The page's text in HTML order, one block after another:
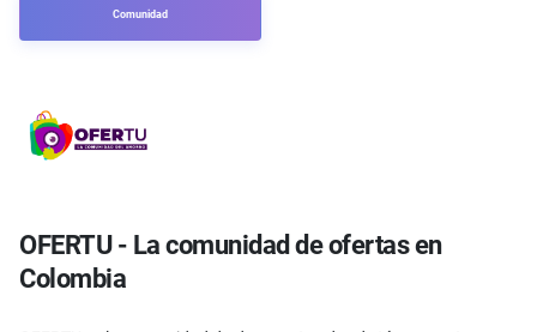
Comunidad
OFERTU - La comunidad de ofertas en
Colombia